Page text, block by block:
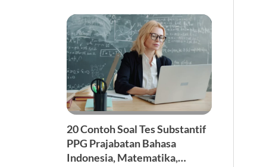
20 Contoh Soal Tes Substantif
PPG Prajabatan Bahasa
Indonesia, Matematika,